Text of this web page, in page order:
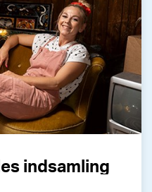
indsamling